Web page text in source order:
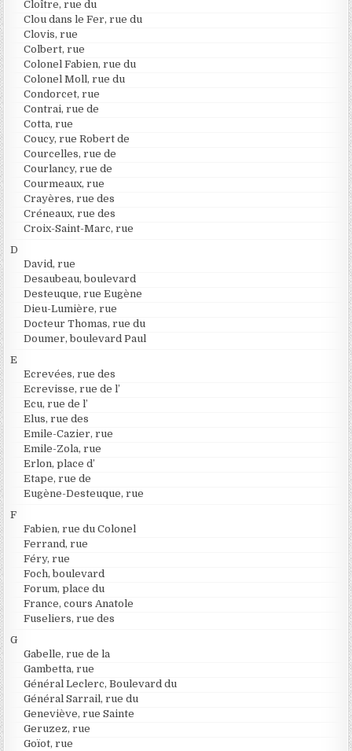
Cloître, rue du
Clou dans le Fer, rue du
Clovis, rue
Colbert, rue
Colonel Fabien, rue du
Colonel Moll, rue du
Condorcet, rue
Contrai, rue de
Cotta, rue
Coucy, rue Robert de
Courcelles, rue de
Courlancy, rue de
Courmeaux, rue
Crayères, rue des
Créneaux, rue des
Croix-Saint-Marc, rue
D
David, rue
Desaubeau, boulevard
Desteuque, rue Eugène
Dieu-Lumière, rue
Docteur Thomas, rue du
Doumer, boulevard Paul
E
Ecrevées, rue des
Ecrevisse, rue de l’
Ecu, rue de l’
Elus, rue des
Emile-Cazier, rue
Emile-Zola, rue
Erlon, place d’
Etape, rue de
Eugène-Desteuque, rue
F
Fabien, rue du Colonel
Ferrand, rue
Féry, rue
Foch, boulevard
Forum, place du
France, cours Anatole
Fuseliers, rue des
G
Gabelle, rue de la
Gambetta, rue
Général Leclerc, Boulevard du
Général Sarrail, rue du
Geneviève, rue Sainte
Geruzez, rue
Goïot, rue